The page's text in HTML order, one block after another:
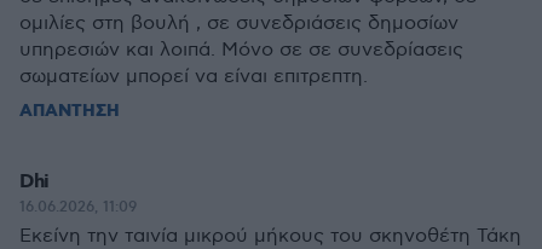
ομιλίες στη βουλή , σε συνεδριάσεις δημοσίων
υπηρεσιών και λοιπά. Μόνο σε σε συνεδρίασεις
σωματείων μπορεί να είναι επιτρεπτη.
ΑΠΑΝΤΗΣΗ
Dhi
16.06.2026, 11:09
Εκείνη την ταινία μικρού μήκους του σκηνοθέτη Τάκη